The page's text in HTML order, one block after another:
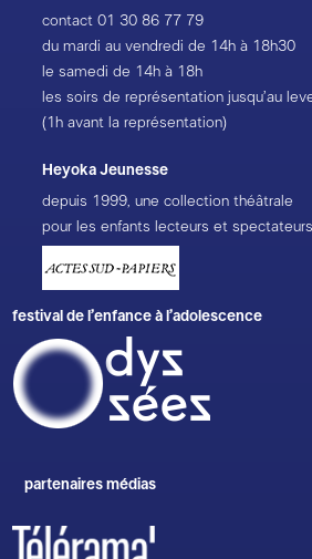
contact 01 30 86 77 79
du mardi au vendredi de 14h à 18h30
le samedi de 14h à 18h
les soirs de représentation jusqu’au
(1h avant la représentation)
Heyoka Jeunesse
depuis 1999, une collection théâtrale
pour les enfants lecteurs et spectateurs
festival de l’enfance à l’adolescence
partenaires médias